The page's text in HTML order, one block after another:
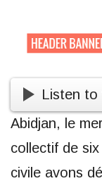
Listen to
Abidjan, le
collectif de
civile avons